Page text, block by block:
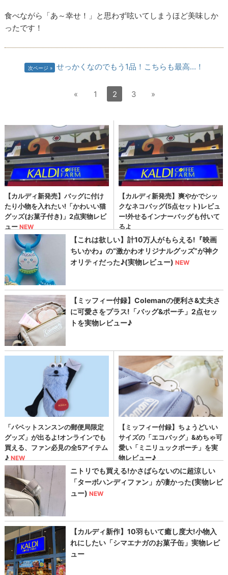
食べながら「あ～幸せ！」と思わず呟いてしまうほど美味しか
ったです！
次ページ せっかくなのでもう1品！こちらも最高…！
« 1 2 3 »